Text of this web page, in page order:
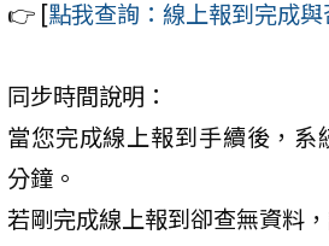
👉 [點我查詢：線上報到完成
同步時間說明：
當您完成線上報到手續後，系
分鐘。
若剛完成線上報到卻查無資料